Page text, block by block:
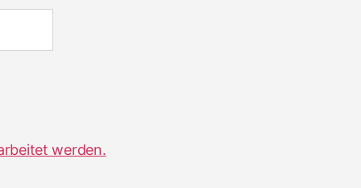
werden.